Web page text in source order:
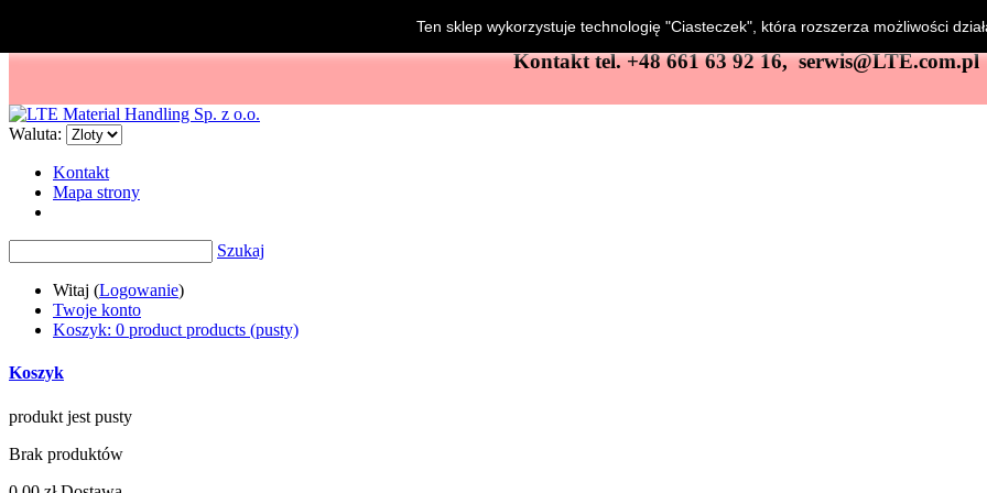
Kontakt tel. +48 661 63 92 16, serwis@LTE.com.pl
Waluta:
Kontakt
Mapa strony
Szukaj
Witaj (Logowanie)
Twoje konto
Koszyk: 0 product products (pusty)
Koszyk
produkt jest pusty
Brak produktów
Ten sklep wykorzystuje technologię "Ciasteczek", która rozszerza możliwości